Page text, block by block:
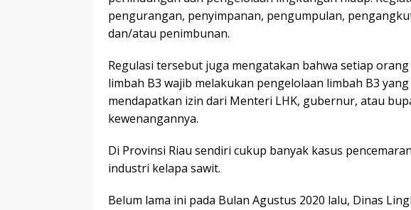
pengurangan, penyimpanan, pengumpulan,
dan/atau penimbunan.
Regulasi tersebut juga mengatakan bahwa setiap
limbah B3 wajib melakukan pengelolaan limbah B3
mendapatkan izin dari Menteri LHK, gubernur, atau
kewenangannya.
Di Provinsi Riau sendiri cukup banyak kasus
industri kelapa sawit.
Belum lama ini pada Bulan Agustus 2020 lalu, Dinas